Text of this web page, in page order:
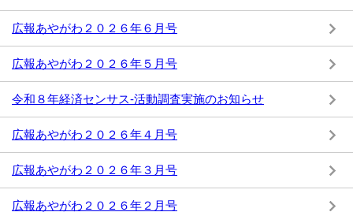
広報あやがわ２０２６年６月号
広報あやがわ２０２６年５月号
令和８年経済センサス-活動調査実施のお知らせ
広報あやがわ２０２６年４月号
広報あやがわ２０２６年３月号
広報あやがわ２０２６年２月号